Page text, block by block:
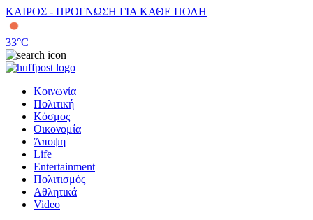
ΚΑΙΡΟΣ - ΠΡΟΓΝΩΣΗ ΓΙΑ ΚΑΘΕ ΠΟΛΗ
33°C
Κοινωνία
Πολιτική
Κόσμος
Οικονομία
Άποψη
Life
Entertainment
Πολιτισμός
Αθλητικά
Video